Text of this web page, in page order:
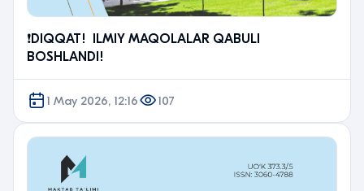
❗️DIQQAT! ILMIY MAQOLALAR QABULI
BOSHLANDI!
1 May 2026, 12:16 107